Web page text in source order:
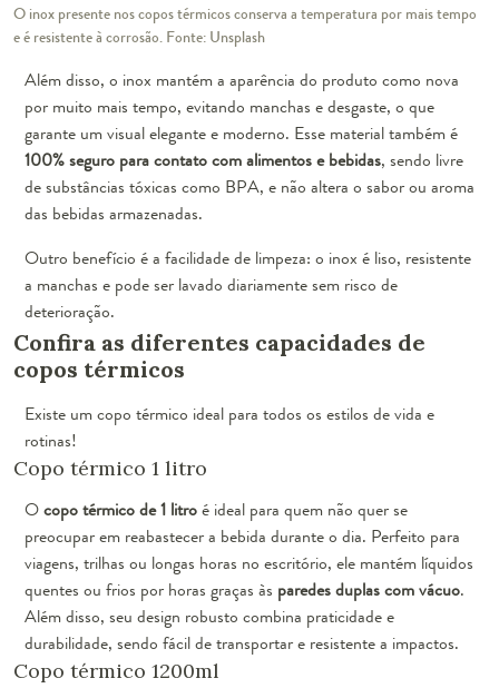
O inox presente nos copos térmicos conserva a temperatura por mais tempo
e é resistente à corrosão. Fonte: Unsplash
Além disso, o inox mantém a aparência do produto como nova
por muito mais tempo, evitando manchas e desgaste, o que
garante um visual elegante e moderno. Esse material também é
100% seguro para contato com alimentos e bebidas, sendo livre
de substâncias tóxicas como BPA, e não altera o sabor ou aroma
das bebidas armazenadas.
Outro benefício é a facilidade de limpeza: o inox é liso, resistente
a manchas e pode ser lavado diariamente sem risco de
deterioração.
Confira as diferentes capacidades de
copos térmicos
Existe um copo térmico ideal para todos os estilos de vida e
rotinas!
Copo térmico 1 litro
Ocopo térmico de 1 litroé ideal para quem não quer se
preocupar em reabastecer a bebida durante o dia. Perfeito para
viagens, trilhas ou longas horas no escritório, ele mantém líquidos
quentes ou frios por horas graças às paredes duplas com vácuo.
Além disso, seu design robusto combina praticidade e
durabilidade, sendo fácil de transportar e resistente a impactos.
Copo térmico 1200ml